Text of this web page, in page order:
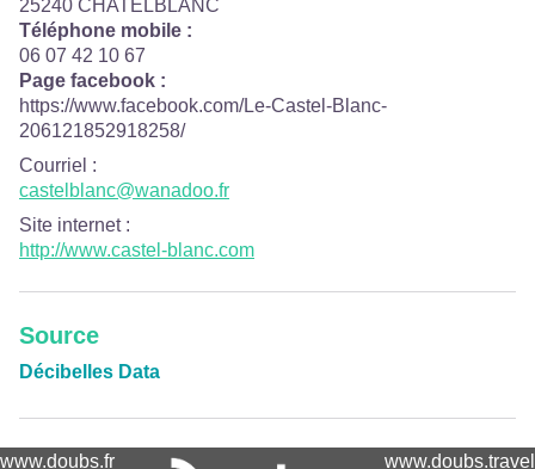
25240 CHATELBLANC
Téléphone mobile :
06 07 42 10 67
Page facebook :
https://www.facebook.com/Le-Castel-Blanc-
206121852918258/
Courriel :
castelblanc@wanadoo.fr
Site internet:
http://www.castel-blanc.com
Source
Décibelles Data
www.doubs.fr www.doubs.travel